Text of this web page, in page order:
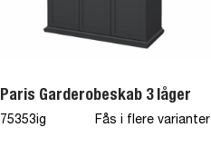
Paris Garderobeskab 3 låger
75353ig Fås i flere varianter